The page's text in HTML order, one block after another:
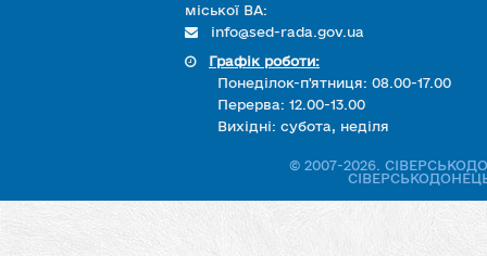
міської ВА:
info@sed-rada.gov.ua
Графік роботи:
Понеділок-п'ятниця: 08.00-17.00
Перерва: 12.00-13.00
Вихідні: субота, неділя
© 2007-2026.